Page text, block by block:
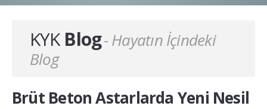
KYK BLOG
PROFESYONEL ÇÖZÜMLER
KYKBlog- Hayatın İçindeki
Blog
Brüt Beton Astarlarda Yeni Nesil